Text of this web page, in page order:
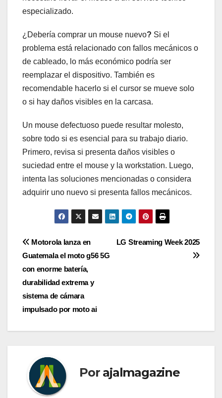
especializado.
¿Debería comprar un mouse nuevo? Si el
problema está relacionado con fallos mecánicos o
de cableado, lo más económico podría ser
reemplazar el dispositivo. También es
recomendable hacerlo si el cursor se mueve solo
o si hay daños visibles en la carcasa.
Un mouse defectuoso puede resultar molesto,
sobre todo si es esencial para su trabajo diario.
Primero, revisa si presenta daños visibles o
suciedad entre el mouse y la workstation. Luego,
intenta las soluciones mencionadas o considera
adquirir uno nuevo si presenta fallos mecánicos.
Navegación
de
entradas
LG Streaming Week 2025
Motorola lanza en
Guatemala el moto g56 5G
con enorme batería,
durabilidad extrema y
sistema de cámara
impulsado por moto ai
Por ajalmagazine